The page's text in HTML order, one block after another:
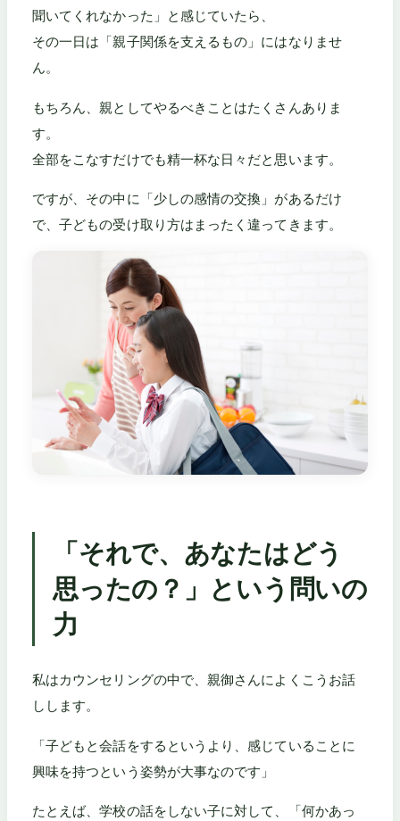
聞いてくれなかった」と感じていたら、
その一日は「親子関係を支えるもの」にはなりませ
ん。
もちろん、親としてやるべきことはたくさんありま
す。
全部をこなすだけでも精一杯な日々だと思います。
ですが、その中に「少しの感情の交換」があるだけ
で、子どもの受け取り方はまったく違ってきます。
「それで、あなたはどう
思ったの？」という問いの
力
私はカウンセリングの中で、親御さんによくこうお話
しします。
「子どもと会話をするというより、感じていることに
興味を持つという姿勢が大事なのです」
たとえば、学校の話をしない子に対して、「何かあっ